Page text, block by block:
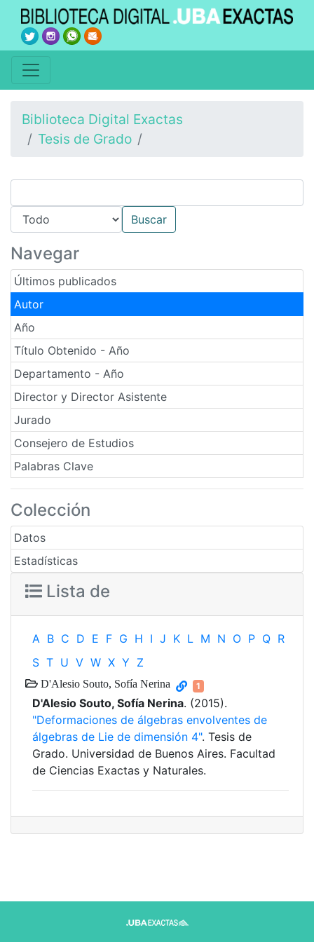
Biblioteca Digital Exactas
Tesis de Grado
Navegar
Últimos publicados
Autor
Año
Título Obtenido - Año
Departamento - Año
Director y Director Asistente
Jurado
Consejero de Estudios
Palabras Clave
Colección
Datos
Estadísticas
Lista de
A B C D E F G H I J K L M N O P Q R
S T U V W X Y Z
D'Alesio Souto, Sofía Nerina 1
D'Alesio Souto, Sofía Nerina. (2015).
"Deformaciones de álgebras envolventes de
álgebras de Lie de dimensión 4". Tesis de
Grado. Universidad de Buenos Aires. Facultad
de Ciencias Exactas y Naturales.